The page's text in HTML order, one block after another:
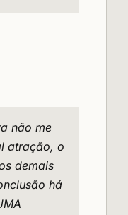
não me
atração, o
demais
há